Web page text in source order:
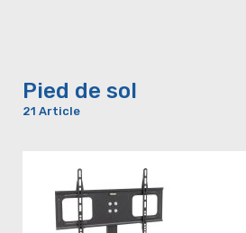
Pied de sol
21 Article